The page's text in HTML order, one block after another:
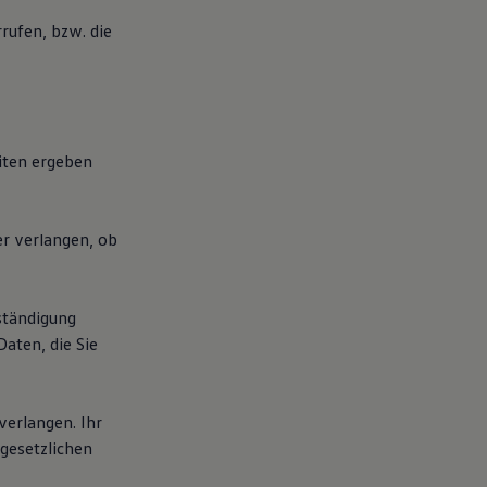
bzw. die
ergeben
verlangen, ob
die Sie
Ihr